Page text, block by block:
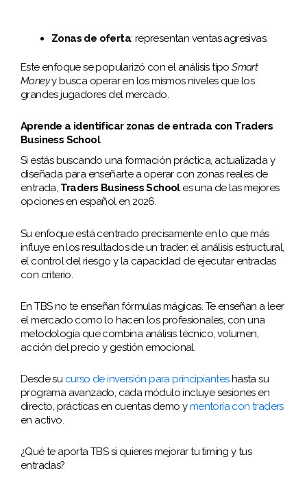
Zonas de oferta: representan ventas agresivas.
Este enfoque se popularizó con el análisis tipoSmart
Moneyy busca operar en los mismos niveles que los
grandes jugadores del mercado.
Aprende a identificar zonas de entrada con Traders
Business School
Si estás buscando una formación práctica, actualizada y
diseñada para enseñarte a operar con zonas reales de
entrada, Traders Business Schooles una de las mejores
opciones en español en 2026.
Su enfoque está centrado precisamente en lo que más
influye en los resultados de un trader: el análisis estructural,
el control del riesgo y la capacidad de ejecutar entradas
con criterio.
En TBS no te enseñan fórmulas mágicas. Te enseñan a leer
el mercado como lo hacen los profesionales, con una
metodología que combina análisis técnico, volumen,
acción del precio y gestión emocional.
Desde su curso de inversión para principianteshasta su
programa avanzado, cada módulo incluye sesiones en
directo, prácticas en cuentas demo ymentoría con traders
en activo.
¿Qué te aporta TBS si quieres mejorar tu timing y tus
entradas?